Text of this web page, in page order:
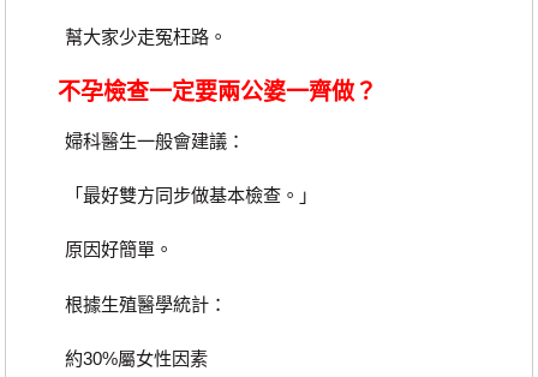
幫大家少走冤枉路。
不孕檢查一定要兩公婆一齊做？
婦科醫生一般會建議：
「最好雙方同步做基本檢查。」
原因好簡單。
根據生殖醫學統計：
約30%屬女性因素